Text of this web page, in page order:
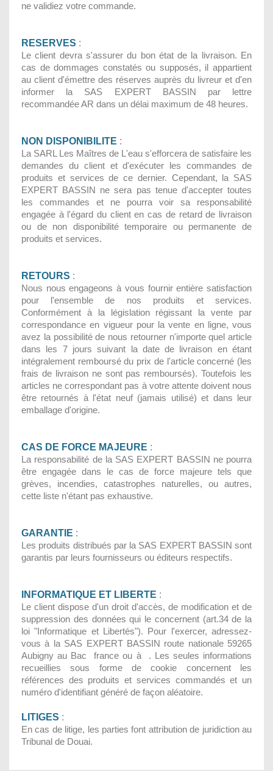
ne validiez votre commande.
RESERVES :
Le client devra s'assurer du bon état de la livraison. En
cas de dommages constatés ou supposés, il appartient
au client d'émettre des réserves auprès du livreur et d'en
informer la SAS EXPERT BASSIN par lettre
recommandée AR dans un délai maximum de 48 heures.
NON DISPONIBILITE :
La SARL Les Maîtres de L'eau s'efforcera de satisfaire les
demandes du client et d'exécuter les commandes de
produits et services de ce dernier. Cependant, la SAS
EXPERT BASSIN ne sera pas tenue d'accepter toutes
les commandes et ne pourra voir sa responsabilité
engagée à l'égard du client en cas de retard de livraison
ou de non disponibilité temporaire ou permanente de
produits et services.
RETOURS :
Nous nous engageons à vous fournir entière satisfaction
pour l'ensemble de nos produits et services.
Conformément à la législation régissant la vente par
correspondance en vigueur pour la vente en ligne, vous
avez la possibilité de nous retourner n'importe quel article
dans les 7 jours suivant la date de livraison en étant
intégralement remboursé du prix de l'article concerné (les
frais de livraison ne sont pas remboursés). Toutefois les
articles ne correspondant pas à votre attente doivent nous
être retournés à l'état neuf (jamais utilisé) et dans leur
emballage d'origine.
CAS DE FORCE MAJEURE :
La responsabilité de la SAS EXPERT BASSIN ne pourra
être engagée dans le cas de force majeure tels que
grèves, incendies, catastrophes naturelles, ou autres,
cette liste n'étant pas exhaustive.
GARANTIE :
Les produits distribués par la SAS EXPERT BASSIN sont
garantis par leurs fournisseurs ou éditeurs respectifs.
INFORMATIQUE ET LIBERTE :
Le client dispose d'un droit d'accès, de modification et de
suppression des données qui le concernent (art.34 de la
loi "Informatique et Libertés"). Pour l'exercer, adressez-
vous à la SAS EXPERT BASSIN route nationale 59265
Aubigny au Bac france ou à . Les seules informations
recueillies sous forme de cookie concernent les
références des produits et services commandés et un
numéro d'identifiant généré de façon aléatoire.
LITIGES :
En cas de litige, les parties font attribution de juridiction au
Tribunal de Douai.